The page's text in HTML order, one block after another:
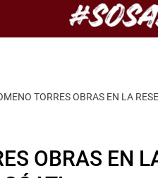
TORRES OBRAS EN LA
OBRAS EN